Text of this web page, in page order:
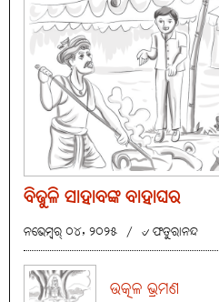
ବିଜୁଳି ସାହାବଙ୍କ ବାହାଘର
ନଭେମ୍ବର୍ ୦୪, ୨୦୨୫ / ୰ ଫତୁରାନନ୍ଦ
ଉତ୍କଳ ଭ୍ରମଣ